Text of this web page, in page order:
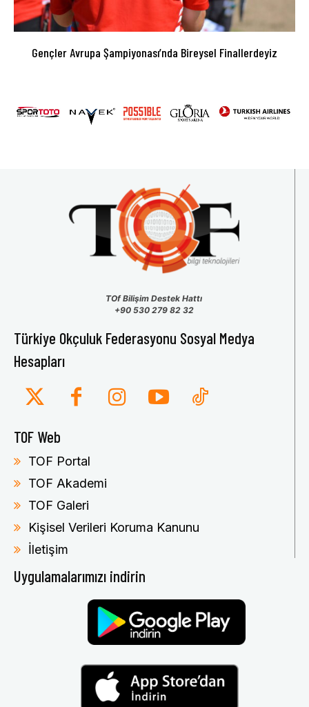
Gençler Avrupa Şampiyonası’nda Bireysel Finallerdeyiz
TOf Bilişim Destek Hattı
+90 530 279 82 32
Türkiye Okçuluk Federasyonu Sosyal Medya
Hesapları
TOF Web
TOF Portal
TOF Akademi
TOF Galeri
Kişisel Verileri Koruma Kanunu
İletişim
Uygulamalarımızı indirin